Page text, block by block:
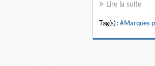
Lire la suite
Tag(s) : #Marques